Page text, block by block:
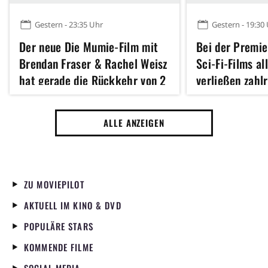
Gestern - 23:35 Uhr
Der neue Die Mumie-Film mit
Brendan Fraser & Rachel Weisz
hat gerade die Rückkehr von 2
weiteren legendären Figuren
der Reihe angekündigt
Gestern - 19:30
Bei der
Sci-Fi-Films
verließen
Kino – sogar
Star haute
ALLE ANZEIGEN
ZU MOVIEPILOT
AKTUELL IM KINO & DVD
POPULÄRE STARS
KOMMENDE FILME